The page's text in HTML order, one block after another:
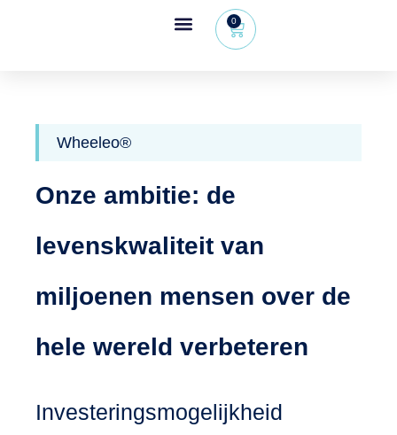
0
Wheeleo®
Onze ambitie: de
levenskwaliteit van
miljoenen mensen over de
hele wereld verbeteren
Investeringsmogelijkheid